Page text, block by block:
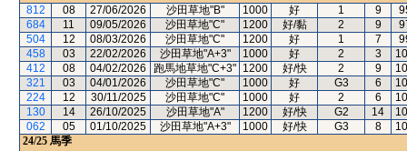
812
08 27/06/2026 沙田草地"B" 1000 好 1 9
684
11 09/05/2026 沙田草地"C" 1200 好/黏 2 9
504
12 08/03/2026 沙田草地"C" 1200 好 1 7
458
03 22/02/2026 沙田草地"A+3" 1000 好 2 3
412
08 04/02/2026 跑馬地草地"C+3" 1200 好/快 2 9
321
03 04/01/2026 沙田草地"C" 1000 好 G3 6
224
12 30/11/2025 沙田草地"C" 1000 好 2 6
130
14 26/10/2025 沙田草地"A" 1200 好/快 G2 14
062
05 01/10/2025 沙田草地"A+3" 1000 好/快 G3 8
24/25 馬季